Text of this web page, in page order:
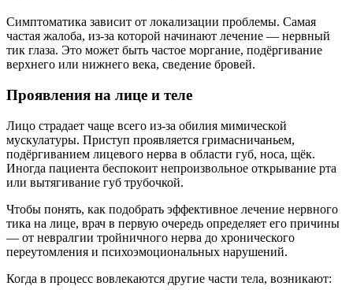
Симптоматика зависит от локализации проблемы. Самая
частая жалоба, из-за которой начинают лечение — нервный
тик глаза. Это может быть частое моргание, подёргивание
верхнего или нижнего века, сведение бровей.
Проявления на лице и теле
Лицо страдает чаще всего из-за обилия мимической
мускулатуры. Приступ проявляется гримасничаньем,
подёргиванием лицевого нерва в области губ, носа, щёк.
Иногда пациента беспокоит непроизвольное открывание рта
или вытягивание губ трубочкой.
Чтобы понять, как подобрать эффективное лечение нервного
тика на лице, врач в первую очередь определяет его причины
— от невралгии тройничного нерва до хронического
переутомления и психоэмоциональных нарушений.
Когда в процесс вовлекаются другие части тела, возникают: